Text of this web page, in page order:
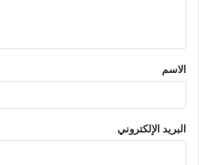
ق
*
الاسم
البريد الإلكتروني